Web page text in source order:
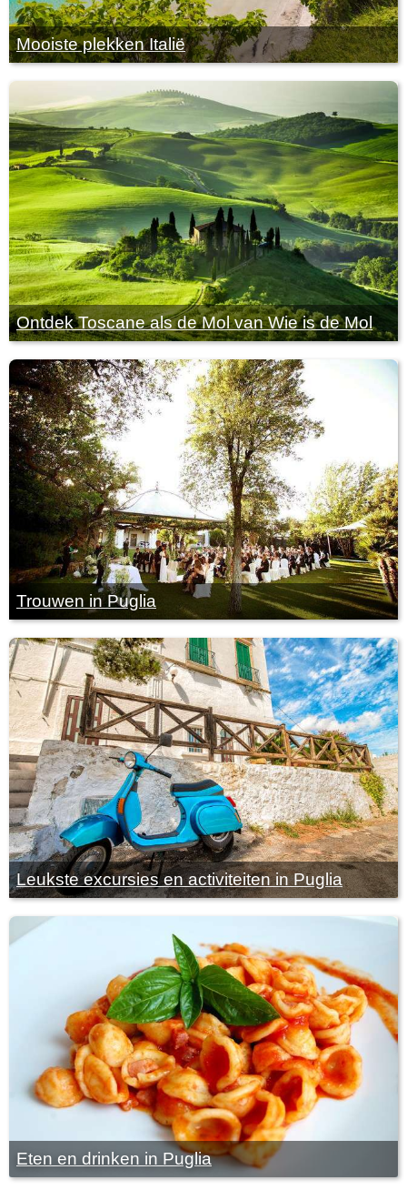
Mooiste plekken Italië
Ontdek Toscane als de Mol van Wie is de Mol
Trouwen in Puglia
Leukste excursies en activiteiten in Puglia
Eten en drinken in Puglia